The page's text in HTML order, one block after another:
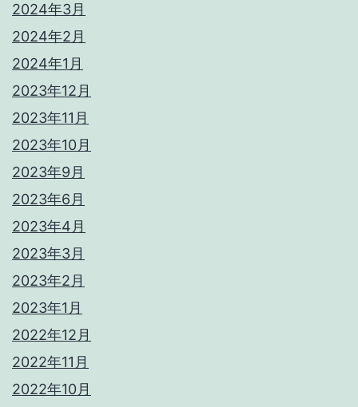
2024年3月
2024年2月
2024年1月
2023年12月
2023年11月
2023年10月
2023年9月
2023年6月
2023年4月
2023年3月
2023年2月
2023年1月
2022年12月
2022年11月
2022年10月